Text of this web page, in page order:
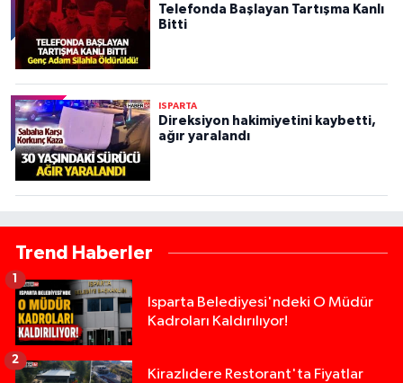
Telefonda Başlayan Tartışma Kanlı
Bitti
ISPARTA
Direksiyon hakimiyetini kaybetti,
ağır yaralandı
Trend Haberler
Isparta Belediyesi'ndeki O Müdür
Kadroları Kaldırılıyor!
1
Kirazlıdere Restorant'ta Fiyatlar
2